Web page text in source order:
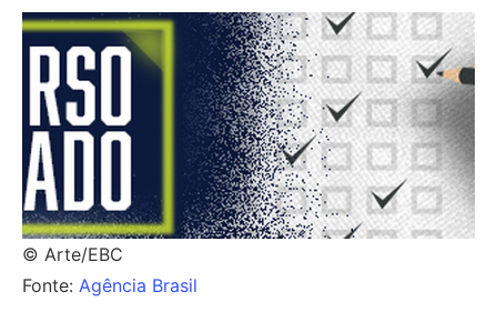
© Arte/EBC
Fonte: Agência Brasil